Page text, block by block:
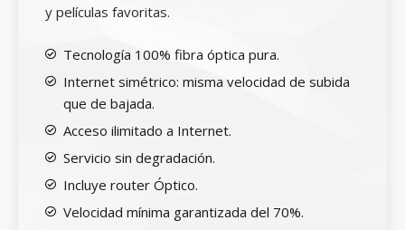
y películas favoritas.
Tecnología 100% fibra óptica pura.
Internet simétrico: misma velocidad de subida
que de bajada.
Acceso ilimitado a Internet.
Servicio sin degradación.
Incluye router Óptico.
Velocidad mínima garantizada del 70%.